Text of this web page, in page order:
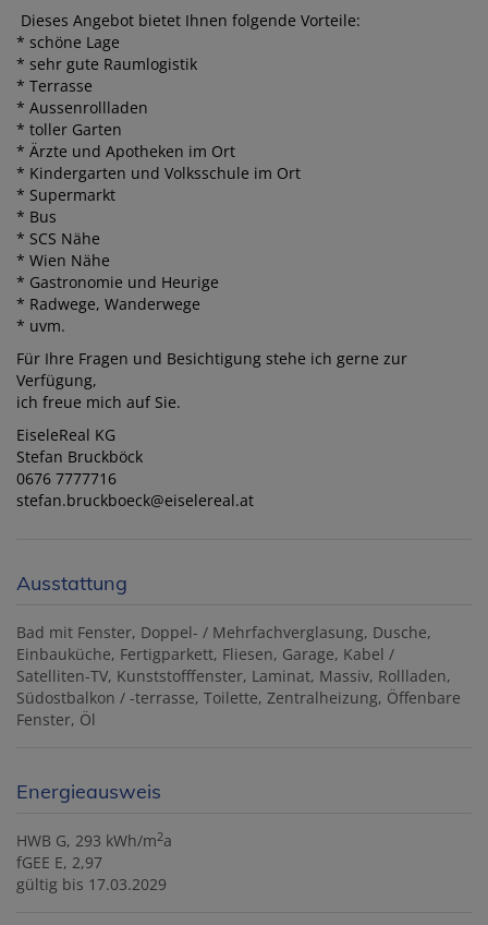
Dieses Angebot bietet Ihnen folgende Vorteile:
* schöne Lage
* sehr gute Raumlogistik
* Terrasse
* Aussenrollladen
* toller Garten
* Ärzte und Apotheken im Ort
* Kindergarten und Volksschule im Ort
* Supermarkt
* Bus
* SCS Nähe
* Wien Nähe
* Gastronomie und Heurige
* Radwege, Wanderwege
* uvm.
Für Ihre Fragen und Besichtigung stehe ich gerne zur
Verfügung,
ich freue mich auf Sie.
EiseleReal KG
Stefan Bruckböck
0676 7777716
stefan.bruckboeck@eiselereal.at
Ausstattung
Bad mit Fenster Doppel- / Mehrfachverglasung Dusche
Einbauküche Fertigparkett Fliesen Garage Kabel /
Satelliten-TV Kunststofffenster Laminat Massiv Rollladen
Südostbalkon / -terrasse Toilette Zentralheizung Öffenbare
Fenster Öl
Energieausweis
HWB G, 293 kWh/m2a
fGEE E, 2,97
gültig bis 17.03.2029